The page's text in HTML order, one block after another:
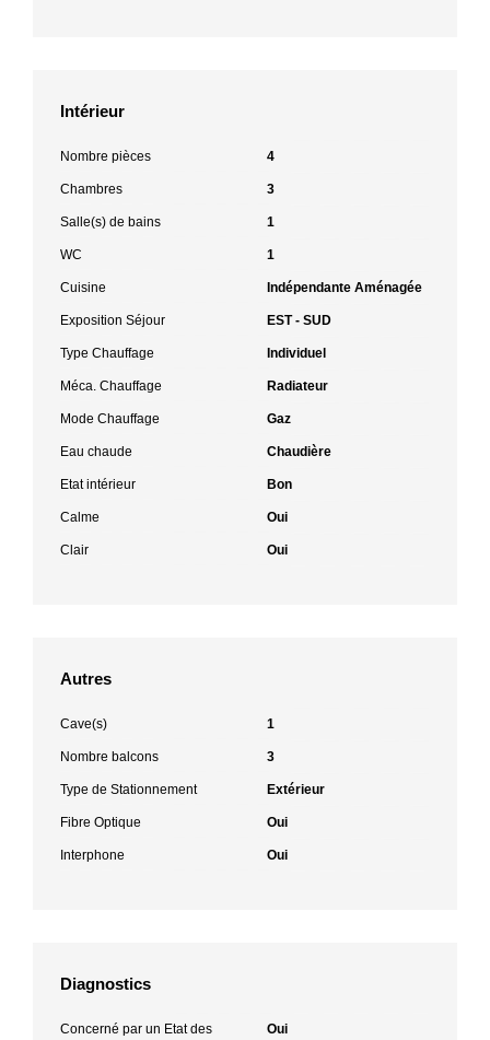
Intérieur
Nombre pièces 4
Chambres 3
Salle(s) de bains 1
WC 1
Cuisine Indépendante Aménagée
Exposition Séjour EST - SUD
Type Chauffage Individuel
Méca. Chauffage Radiateur
Mode Chauffage Gaz
Eau chaude Chaudière
Etat intérieur Bon
Calme Oui
Clair Oui
Autres
Cave(s) 1
Nombre balcons 3
Type de Stationnement Extérieur
Fibre Optique Oui
Interphone Oui
Diagnostics
Concerné par un Etat des Oui